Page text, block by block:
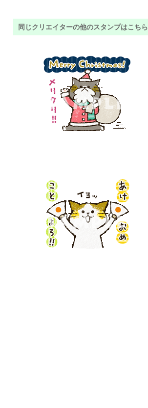
同じクリエイターの他のスタンプはこちら